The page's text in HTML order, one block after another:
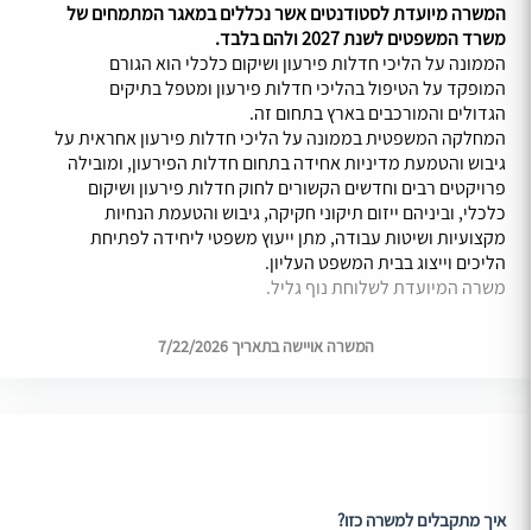
המשרה מיועדת לסטודנטים אשר נכללים במאגר המתמחים של
משרד המשפטים לשנת 2027 ולהם בלבד.
הממונה על הליכי חדלות פירעון ושיקום כלכלי הוא הגורם
המופקד על הטיפול בהליכי חדלות פירעון ומטפל בתיקים
הגדולים והמורכבים בארץ בתחום זה.
המחלקה המשפטית בממונה על הליכי חדלות פירעון אחראית על
גיבוש והטמעת מדיניות אחידה בתחום חדלות הפירעון, ומובילה
פרויקטים רבים וחדשים הקשורים לחוק חדלות פירעון ושיקום
כלכלי, וביניהם ייזום תיקוני חקיקה, גיבוש והטעמת הנחיות
מקצועיות ושיטות עבודה, מתן ייעוץ משפטי ליחידה לפתיחת
הליכים וייצוג בבית המשפט העליון.
משרה המיועדת לשלוחת נוף גליל.
המשרה אויישה בתאריך 7/22/2026
איך מתקבלים למשרה כזו?